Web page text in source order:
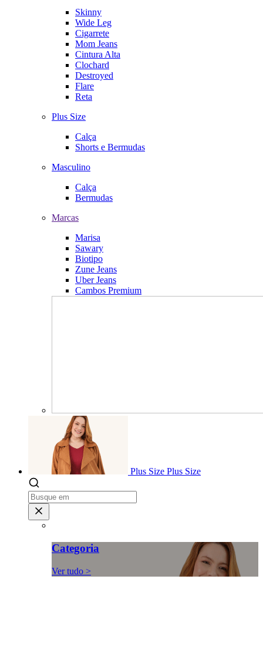
Skinny
Wide Leg
Cigarrete
Mom Jeans
Cintura Alta
Clochard
Destroyed
Flare
Reta
Plus Size
Calça
Shorts e Bermudas
Masculino
Calça
Bermudas
Marcas
Marisa
Sawary
Biotipo
Zune Jeans
Uber Jeans
Cambos Premium
Plus Size Plus Size
Categoria
Ver tudo >